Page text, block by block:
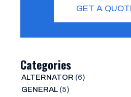
GET A
Categories
ALTERNATOR (6)
GENERAL(5)